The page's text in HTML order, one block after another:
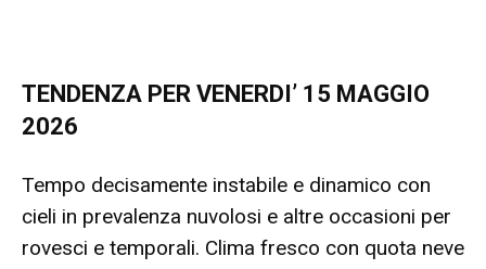
TENDENZA PER VENERDI’ 15 MAGGIO
2026
Tempo decisamente instabile e dinamico con
cieli in prevalenza nuvolosi e altre occasioni per
rovesci e temporali. Clima fresco con quota neve